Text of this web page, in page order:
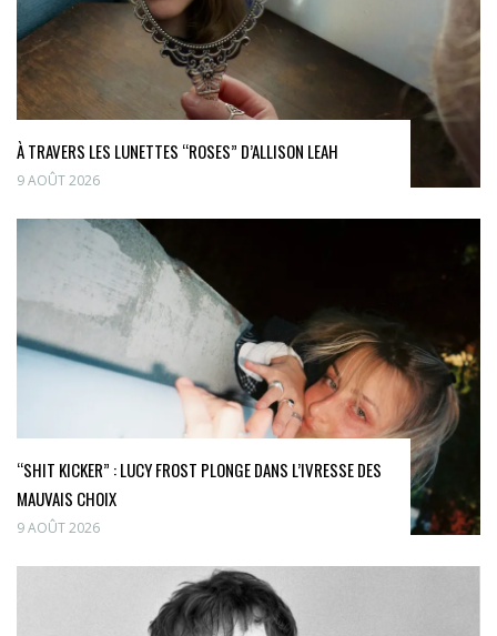
À TRAVERS LES LUNETTES “ROSES” D’ALLISON LEAH
9 AOÛT 2026
“SHIT KICKER” : LUCY FROST PLONGE DANS L’IVRESSE DES
MAUVAIS CHOIX
9 AOÛT 2026